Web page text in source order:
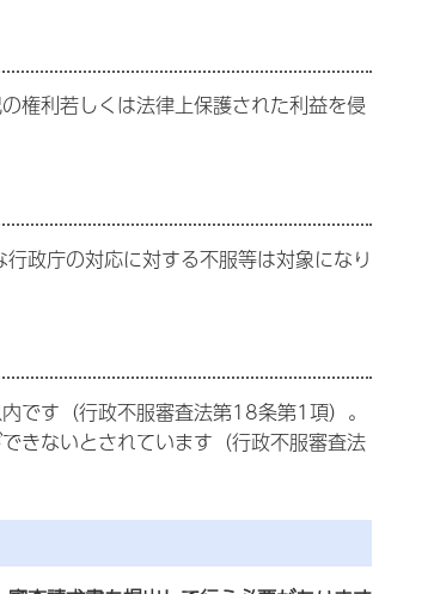
権利若しくは法律上保護された利益を侵
政庁の対応に対する不服等は対象になり
です（行政不服審査法第18条第1項）。
きないとされています（行政不服審査法